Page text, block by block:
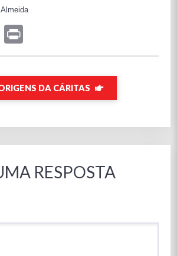
Email
DA CÁRITAS
RESPOSTA